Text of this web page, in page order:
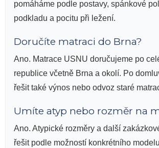
pomáháme podle postavy, spánkové
podkladu a pocitu při ležení.
Doručíte matraci do Brna?
Ano. Matrace USNU doručujeme po
republice včetně Brna a okolí. Po
řešit také výnos nebo odvoz staré
Umíte atyp nebo rozměr na
Ano. Atypické rozměry a další
řešit podle možností konkrétního